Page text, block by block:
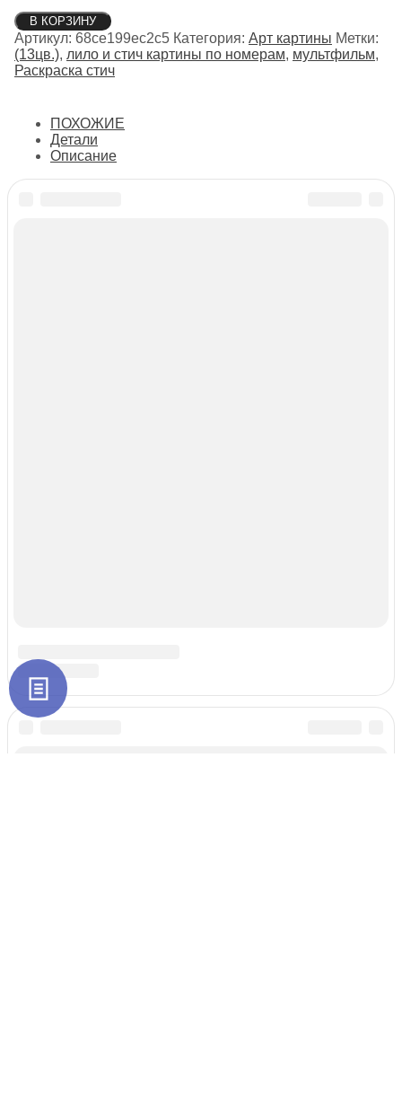
Количество
товара
Лило
и
В КОРЗИНУ
Артикул: 68ce199ec2c5 Категория: Арт картины Метки:
(13цв.), лило и стич картины по номерам, мультфильм,
Раскраска стич
ПОХОЖИЕ
Детали
Описание